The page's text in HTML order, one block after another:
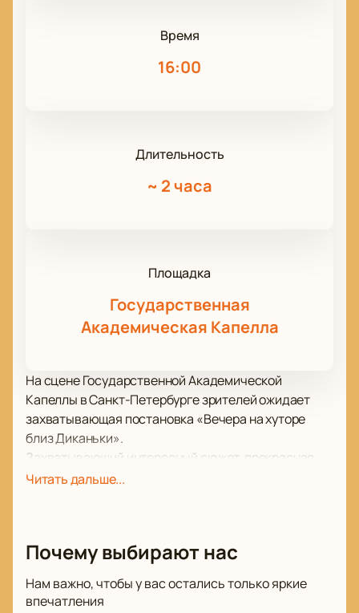
Время
16:00
Длительность
~ 2 часа
Площадка
Государственная
Академическая Капелла
На сцене Государственной Академической
Капеллы в Санкт-Петербурге зрителей ожидает
захватывающая постановка «Вечера на хуторе
близ Диканьки».
Захватывающий интересный сюжет, прекрасная
актерская игра и работа режиссера-постановщика,
Капеллы. Восторг вызывает и работа костюмеров,
немало усилий к тому, чтобы этот спектакль без
Читать дальше...
Почему выбирают нас
Нам важно, чтобы у вас остались только яркие
впечатления